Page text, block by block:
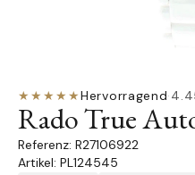
★★★★★Hervorragend·
Rado True
R27106922
Artikel: PL124545